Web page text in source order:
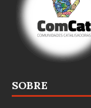
SOBRE